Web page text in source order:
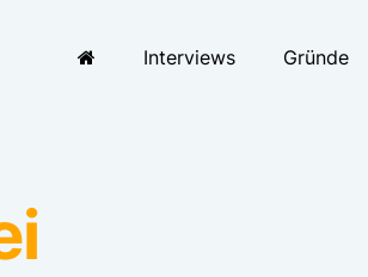
Interviews Gründe